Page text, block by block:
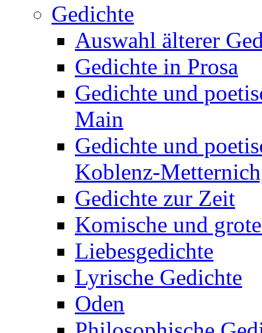
Gedichte
Auswahl älterer
Gedichte in Prosa
Gedichte und
Main
Gedichte und
Koblenz-
Gedichte zur Zeit
Komische und
Liebesgedichte
Lyrische Gedichte
Oden